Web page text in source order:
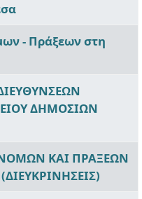
- Πράξεων στη
ΔΗΜΟΣΙΩΝ
ΚΑΙ ΠΡΑΞΕΩΝ